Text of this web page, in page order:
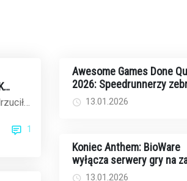
1
Awesome Games Done
2026: Speedrunnerzy
rekordowe 2,44 mln
walkę z rakiem
13.01.2026
Koniec Anthem: BioWare
wyłącza serwery gry na
13.01.2026